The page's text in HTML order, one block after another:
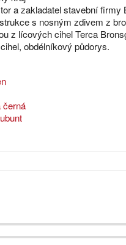
a zakladatel stavební firmy
s nosným zdivem z
z lícových cihel Terca
obdélníkový půdorys.
černá